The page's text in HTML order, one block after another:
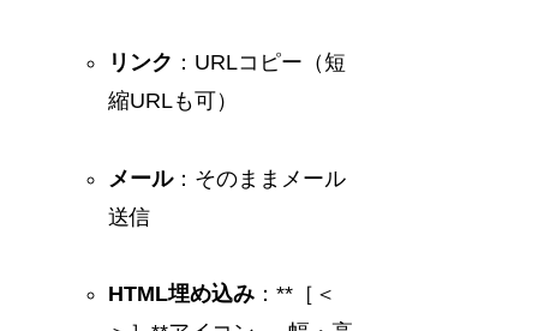
リンク ：URLコピー（短
縮URLも可）
メール：そのままメール
送信
HTML埋め込み ：**［＜